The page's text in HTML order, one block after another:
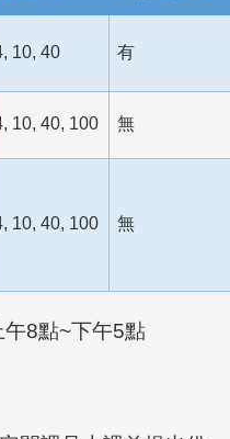
10, 40 有
10, 40, 100 無
10, 40, 100 無
8點~下午5點